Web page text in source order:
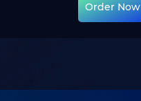
Order Now